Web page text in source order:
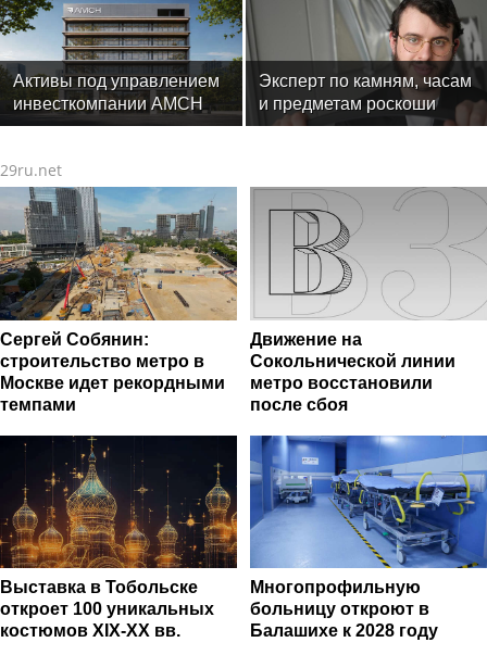
железнодорожников
изнашивание тканей
Активы под управлением
инвесткомпании AMCH
превысили $50 млн
Эксперт по камням, часам
и предметам роскоши
Менди Лифшиц: какие
29ru.net
Сергей Собянин:
строительство метро в
Москве идет рекордными
темпами
Движение на
Сокольнической линии
метро восстановили
после сбоя
Выставка в Тобольске
откроет 100 уникальных
костюмов XIX-XX вв.
Многопрофильную
больницу откроют в
Балашихе к 2028 году